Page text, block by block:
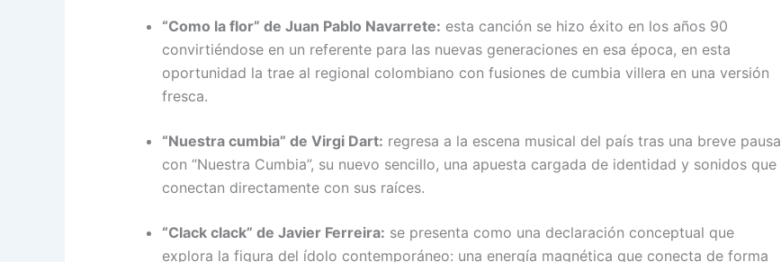
“Como la flor” de Juan Pablo Navarrete: esta canción se hizo éxito en los años 90
convirtiéndose en un referente para las nuevas generaciones en esa época, en esta
oportunidad la trae al regional colombiano con fusiones de cumbia villera en una versión
fresca.
“Nuestra cumbia” de Virgi Dart: regresa a la escena musical del país tras una breve pausa
con “Nuestra Cumbia”, su nuevo sencillo, una apuesta cargada de identidad y sonidos que
conectan directamente con sus raíces.
“Clack clack” de Javier Ferreira: se presenta como una declaración conceptual que
explora la figura del ídolo contemporáneo: una energía magnética que conecta de forma